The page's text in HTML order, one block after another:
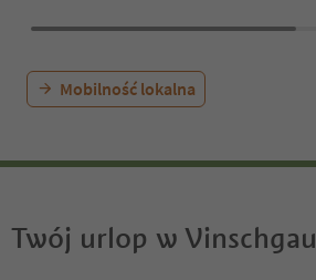
Mobilność lokalna
Twój urlop w Vinschgau